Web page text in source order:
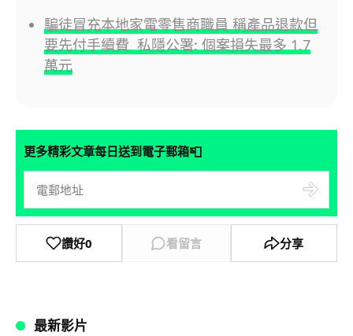
騙徒冒充本地家電零售商職員 稱產品退款但
要先付手續費 私隱公署: 個案損失最多 1.7
萬元
更多精彩文章每日送到電子郵箱📮
讚好0 看留言 分享
最新影片